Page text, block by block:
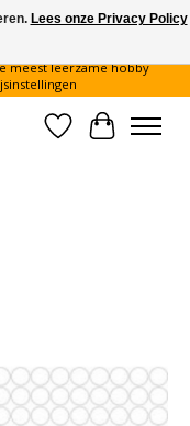
gratis te
meest leerzame hobby
Verlanglijst
Lees onze Privacy Policy